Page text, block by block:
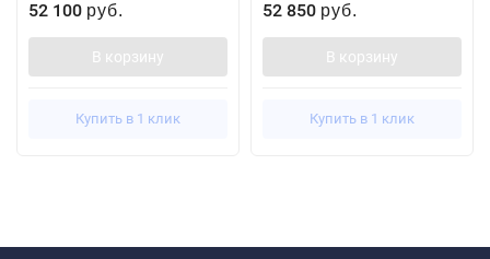
52 100 руб.
В корзину
Купить в 1 клик
52 850 руб.
В корзину
Купить в 1 клик